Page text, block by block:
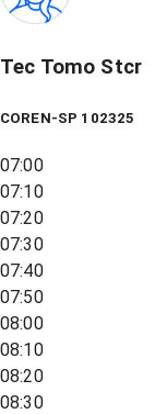
Tec Tomo Stcr
COREN-SP 102325
07:00
07:10
07:20
07:30
07:40
07:50
08:00
08:10
08:20
08:30